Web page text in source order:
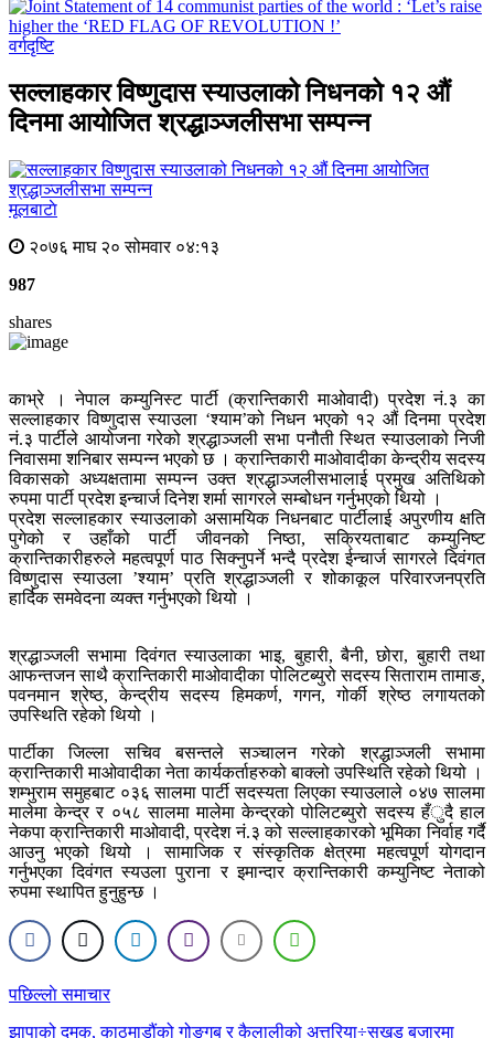
वर्गदृष्टि
सल्लाहकार विष्णुदास स्याउलाको निधनको १२ औं
दिनमा आयोजित श्रद्धाञ्जलीसभा सम्पन्न
मूलबाटाे
२०७६ माघ २० सोमवार ०४:१३
987
shares
काभ्रे । नेपाल कम्युनिस्ट पार्टी (क्रान्तिकारी माओवादी) प्रदेश नं.३ का
सल्लाहकार विष्णुदास स्याउला ‘श्याम’को निधन भएको १२ औं दिनमा प्रदेश
नं.३ पार्टीले आयोजना गरेको श्रद्धाञ्जली सभा पनौती स्थित स्याउलाको निजी
निवासमा शनिबार सम्पन्न भएको छ । क्रान्तिकारी माओवादीका केन्द्रीय सदस्य
विकासको अध्यक्षतामा सम्पन्न उक्त श्रद्धाञ्जलीसभालाई प्रमुख अतिथिको
रुपमा पार्टी प्रदेश इन्चार्ज दिनेश शर्मा सागरले सम्बोधन गर्नुभएको थियो ।
प्रदेश सल्लाहकार स्याउलाको असामयिक निधनबाट पार्टीलाई अपुरणीय क्षति
पुगेको र उहाँको पार्टी जीवनको निष्ठा, सक्रियताबाट कम्युनिष्ट
क्रान्तिकारीहरुले महत्वपूर्ण पाठ सिक्नुपर्ने भन्दै प्रदेश ईन्चार्ज सागरले दिवंगत
विष्णुदास स्याउला ’श्याम’ प्रति श्रद्धाञ्जली र शोकाकूल परिवारजनप्रति
हार्दिक समवेदना व्यक्त गर्नुभएको थियो ।
श्रद्धाञ्जली सभामा दिवंगत स्याउलाका भाइ, बुहारी, बैनी, छोरा, बुहारी तथा
आफन्तजन साथै क्रान्तिकारी माओवादीका पोलिटब्युरो सदस्य सिताराम तामाङ,
पवनमान श्रेष्ठ, केन्द्रीय सदस्य हिमकर्ण, गगन, गोर्की श्रेष्ठ लगायतको
उपस्थिति रहेको थियो ।
पार्टीका जिल्ला सचिव बसन्तले सञ्चालन गरेको श्रद्धाञ्जली सभामा
क्रान्तिकारी माओवादीका नेता कार्यकर्ताहरुको बाक्लो उपस्थिति रहेको थियो ।
शम्भुराम समुहबाट ०३६ सालमा पार्टी सदस्यता लिएका स्याउलाले ०४७ सालमा
मालेमा केन्द्र र ०५८ सालमा मालेमा केन्द्रको पोलिटब्युरो सदस्य हँुदै हाल
नेकपा क्रान्तिकारी माओवादी, प्रदेश नं.३ को सल्लाहकारको भूमिका निर्वाह गर्दै
आउनु भएको थियो । सामाजिक र संस्कृतिक क्षेत्रमा महत्वपूर्ण योगदान
गर्नुभएका दिवंगत स्यउला पुराना र इमान्दार क्रान्तिकारी कम्युनिष्ट नेताको
रुपमा स्थापित हुनुहुन्छ ।
Post
navigation
पछिल्लाे समाचार
झापाको दमक, काठमाडौंको गोङ्गबु र कैलालीको अत्तरिया÷सुखड बजारमा